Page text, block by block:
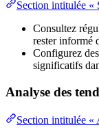
Section intitulée «
Consultez
rester informé
Configurez
significatifs
Analyse des
Section intitulée «